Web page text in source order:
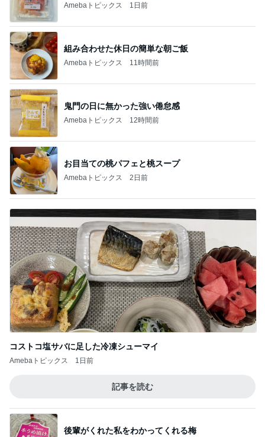
Amebaトピックス 1日前
組み合わせた休日の簡単な朝ご飯
Amebaトピックス 11時間前
鬼門の日に無かった強い倦怠感
Amebaトピックス 12時間前
お目当ての桃パフェと桃スープ
Amebaトピックス 2日前
コストコ塩サバに足した冷凍シューマイ
Amebaトピックス 1日前
記事を読む
後輩がくれた私をわかってくれる梅